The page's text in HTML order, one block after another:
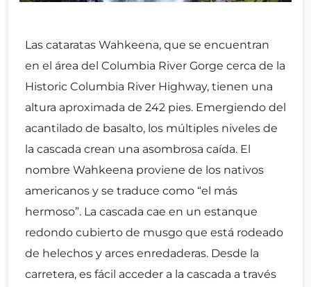
Las cataratas Wahkeena, que se encuentran
en el área del Columbia River Gorge cerca de la
Historic Columbia River Highway, tienen una
altura aproximada de 242 pies. Emergiendo del
acantilado de basalto, los múltiples niveles de
la cascada crean una asombrosa caída. El
nombre Wahkeena proviene de los nativos
americanos y se traduce como “el más
hermoso”. La cascada cae en un estanque
redondo cubierto de musgo que está rodeado
de helechos y arces enredaderas. Desde la
carretera, es fácil acceder a la cascada a través